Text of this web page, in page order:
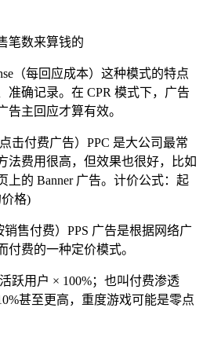
笔数来算钱的
（每回应成本）这种模式的特点
准确记录。在 CPR 模式下，广告
告主回应才算有效。
击付费广告）PPC 是大公司最常
法费用很高，但效果也很好，比如
上的 Banner 广告。计价公式：起
格)
销售付费）PPS 广告是根据网络广
付费的一种定价模式。
跃用户 × 100%；也叫付费渗透
甚至更高，重度游戏可能是零点